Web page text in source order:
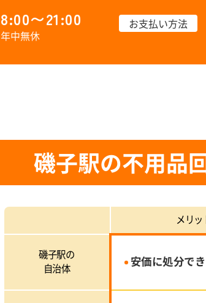
8:00〜21:00
年中無休
お支払い方法
磯子駅の不用品
メリッ
磯子駅の
自治体
安価に処分で